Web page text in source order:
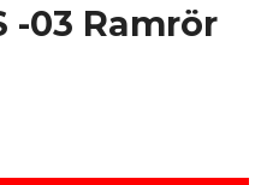
-03 Ramrör